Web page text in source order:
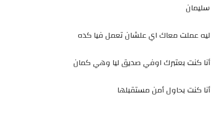
سليمان
ليه عملت معاك اي علشان تعمل فيا كده
أنا كنت بعتبرك اوفي صديق ليا وهي كمان
أنا كنت بحاول أمن مستقبلها